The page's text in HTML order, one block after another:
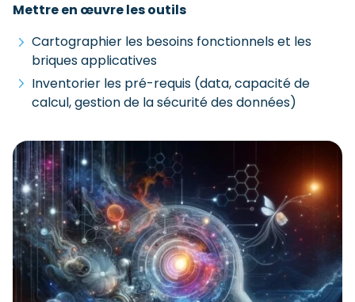
Mettre en œuvre les outils
Cartographier les besoins fonctionnels et les
briques applicatives
Inventorier les pré-requis (data, capacité de
calcul, gestion de la sécurité des données)